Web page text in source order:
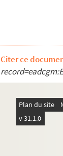
Feuillet
Feuillet
Feuillet
Feuillet
Feuillet
Feuillet
Feuillet
Feuillet
Citer ce
Plan du site
v 31.1.0